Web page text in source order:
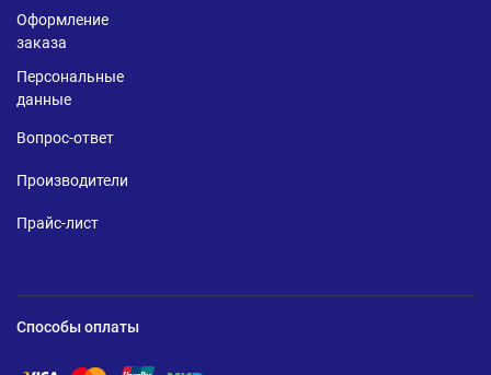
Оформление
заказа
Персональные
данные
Вопрос-ответ
Производители
Прайс-лист
Способы оплаты